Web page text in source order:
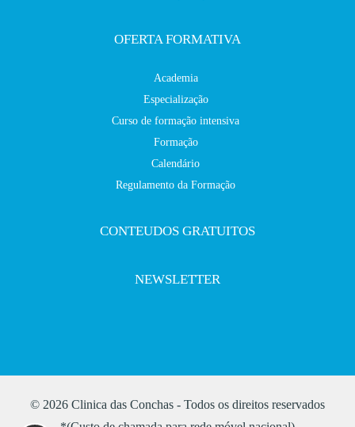
OFERTA FORMATIVA
Academia
Especialização
Curso de formação intensiva
Formação
Calendário
Regulamento da Formação
CONTEUDOS GRATUITOS
NEWSLETTER
© 2026 Clinica das Conchas - Todos os direitos reservados